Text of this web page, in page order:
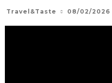
Travel&Taste 08/02/2026